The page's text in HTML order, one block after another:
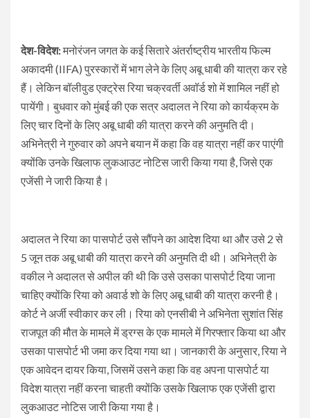
देश-विदेश:मनोरंजन जगत के कई सितारे अंतर्राष्ट्रीय भारतीय फिल्म
अकादमी (IIFA) पुरस्कारों में भाग लेने के लिए अबू धाबी की यात्रा कर रहे
हैं। लेकिन बॉलीवुड एक्ट्रेस रिया चक्रवर्ती अवॉर्ड शो में शामिल नहीं हो
पायेंगी। बुधवार को मुंबई की एक सत्र अदालत ने रिया को कार्यक्रम के
लिए चार दिनों के लिए अबू धाबी की यात्रा करने की अनुमति दी।
अभिनेत्री ने गुरुवार को अपने बयान में कहा कि वह यात्रा नहीं कर पाएंगी
क्योंकि उनके खिलाफ लुकआउट नोटिस जारी किया गया है, जिसे एक
एजेंसी ने जारी किया है।
अदालत ने रिया का पासपोर्ट उसे सौंपने का आदेश दिया था और उसे 2 से
5 जून तक अबू धाबी की यात्रा करने की अनुमति दी थी। अभिनेत्री के
वकील ने अदालत से अपील की थी कि उसे उसका पासपोर्ट दिया जाना
चाहिए क्योंकि रिया को अवार्ड शो के लिए अबू धाबी की यात्रा करनी है।
कोर्ट ने अर्जी स्वीकार कर ली। रिया को एनसीबी ने अभिनेता सुशांत सिंह
राजपूत की मौत के मामले में ड्रग्स के एक मामले में गिरफ्तार किया था और
उसका पासपोर्ट भी जमा कर दिया गया था। जानकारी के अनुसार, रिया ने
एक आवेदन दायर किया, जिसमें उसने कहा कि वह अपना पासपोर्ट या
विदेश यात्रा नहीं करना चाहती क्योंकि उसके खिलाफ एक एजेंसी द्वारा
लुकआउट नोटिस जारी किया गया है।